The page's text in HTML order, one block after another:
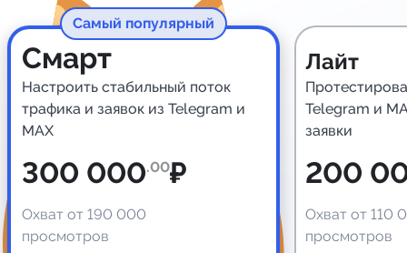
Аналитика MAX каналов
New
Индивидуальное сопровождение
Аналитика Telegram
Лайт
Telegram и
заявки
200
Охват от 110
просмотров
Смарт
Настроить стабильный поток
трафика и заявок из Telegram и
MAX
300 000.00₽
Охват от 190 000
просмотров